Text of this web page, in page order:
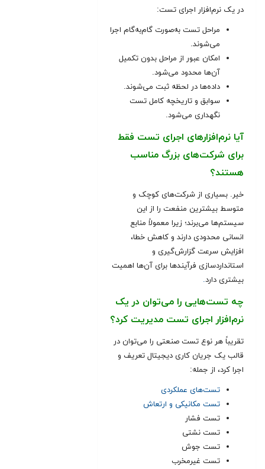
در یک نرم‌افزار اجرای تست:
مراحل تست به‌صورت گام‌به‌گام اجرا
می‌شوند.
امکان عبور از مراحل بدون تکمیل
آن‌ها محدود می‌شود.
داده‌ها در لحظه ثبت می‌شوند.
سوابق و تاریخچه کامل تست
نگهداری می‌شود.
آیا نرم‌افزارهای اجرای تست فقط
برای شرکت‌های بزرگ مناسب
هستند؟
خیر. بسیاری از شرکت‌های کوچک و
متوسط بیشترین منفعت را از این
سیستم‌ها می‌برند؛ زیرا معمولاً منابع
انسانی محدودی دارند و کاهش خطا،
افزایش سرعت گزارش‌گیری و
استانداردسازی فرآیندها برای آن‌ها اهمیت
بیشتری دارد.
چه تست‌هایی را می‌توان در یک
نرم‌افزار اجرای تست مدیریت کرد؟
تقریباً هر نوع تست صنعتی را می‌توان در
قالب یک جریان کاری دیجیتال تعریف و
اجرا کرد، از جمله:
تست‌های عملکردی
تست مکانیکی و ارتعاش
تست فشار
تست نشتی
تست جوش
تست غیرمخرب